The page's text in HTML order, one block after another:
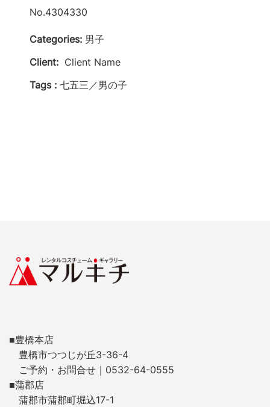
No.4304330
Categories: 男子
Client: Client Name
Tags : 七五三／男の子
■豊橋本店
豊橋市つつじが丘3-36-4
ご予約・お問合せ｜0532-64-0555
■蒲郡店
蒲郡市蒲郡町堀込17-1